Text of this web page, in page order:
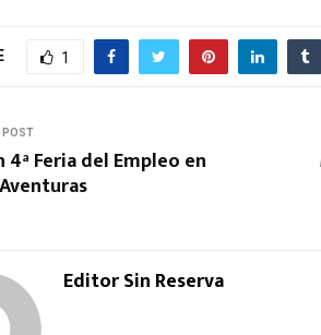
1
POST
4ª Feria del Empleo en
Editor Sin Reserva